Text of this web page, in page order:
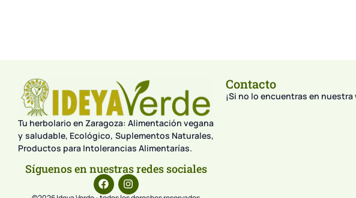
Tu herbolario en Zaragoza: Alimentación vegana
y saludable, Ecológico, Suplementos Naturales,
Productos para Intolerancias Alimentarías.
Síguenos en nuestras redes sociales
Contacto
¡Si no lo encuentras en